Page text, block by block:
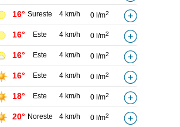
16° Sureste 4 km/h 0 l/m2
16° Este 4 km/h 0 l/m2
16° Este 4 km/h 0 l/m2
16° Este 4 km/h 0 l/m2
18° Este 4 km/h 0 l/m2
20° Noreste 4 km/h 0 l/m2